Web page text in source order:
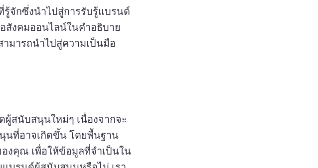
จักซึ่งนําไปสู่การรับรู้แบรนด์
อสังคมออนไลน์ในคําอธิบาย
ามารถนําไปสู่ความเป็นมือ
สนับสนุนใหม่ๆ เนื่องจากจะ
นที่อาจเกิดขึ้น โดยพื้นฐาน
งคุณ เพื่อให้ข้อมูลที่จําเป็นใน